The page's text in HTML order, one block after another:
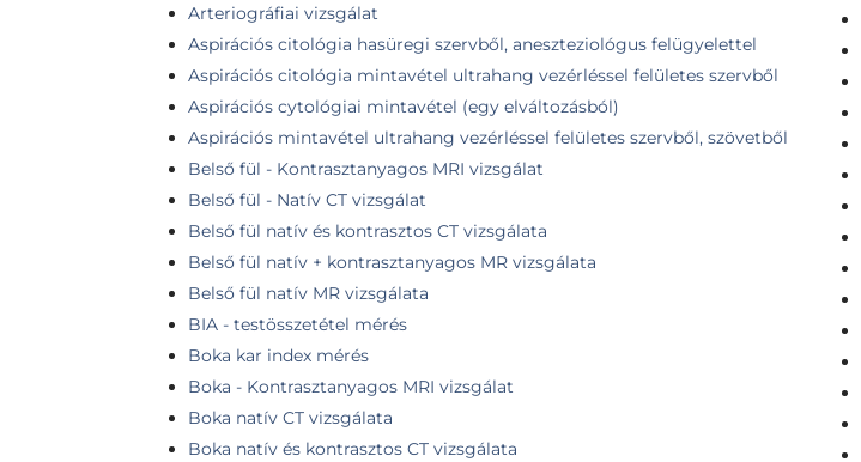
Arteriográfiai vizsgálat
Aspirációs citológia hasüregi szervből, aneszteziológus felügyelettel
Aspirációs citológia mintavétel ultrahang vezérléssel felületes szervből
Aspirációs cytológiai mintavétel (egy elváltozásból)
Aspirációs mintavétel ultrahang vezérléssel felületes szervből, szövetből
Belső fül - Kontrasztanyagos MRI vizsgálat
Belső fül - Natív CT vizsgálat
Belső fül natív és kontrasztos CT vizsgálata
Belső fül natív + kontrasztanyagos MR vizsgálata
Belső fül natív MR vizsgálata
BIA - testösszetétel mérés
Boka kar index mérés
Boka - Kontrasztanyagos MRI vizsgálat
Boka natív CT vizsgálata
Boka natív és kontrasztos CT vizsgálata